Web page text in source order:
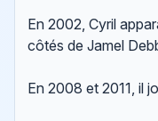
En 2002, Cyril
côtés de Jamel
En 2008 et 2011, il